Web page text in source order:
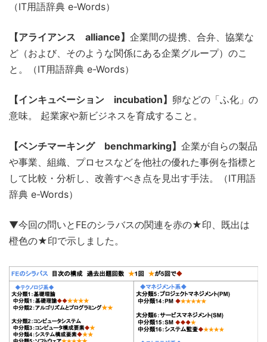
（IT用語辞典 e-Words）
【アライアンス alliance】 企業間の提携、合弁、協業な
ど（および、そのような関係にある企業グループ）のこ
と。（IT用語辞典 e-Words）
【インキュベーション incubation】 卵などの「ふ化」の
意味。 起業家や新ビジネスを育成すること。
【ベンチマーキング benchmarking】 企業が自らの製品
や事業、組織、プロセスなどを他社の優れた事例を指標と
して比較・分析し、改善すべき点を見出す手法。（IT用語
辞典 e-Words）
▼今回の問いとFEのシラバスの関連を赤の★印、既出は
橙色の★印で示しました。